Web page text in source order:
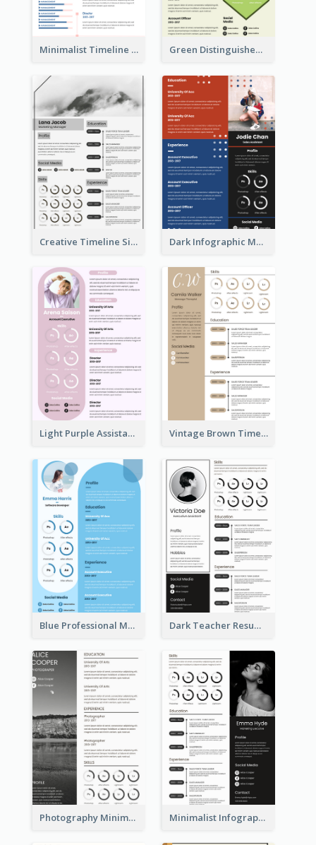
Minimalist Timeline Medical Student Resume Green Distinguished Resume
Creative Timeline Simple Resume Dark Infographic Marketing Assistant Resume
Light Purple Assistant Resume Vintage Brown Timeline Resume
Blue Professional Marketing Resume Dark Teacher Resume
Photography Minimalist Design Resume Minimalist Infographic Resume